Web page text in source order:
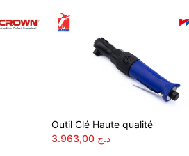
Outil Clé Haute qualité
د.ج